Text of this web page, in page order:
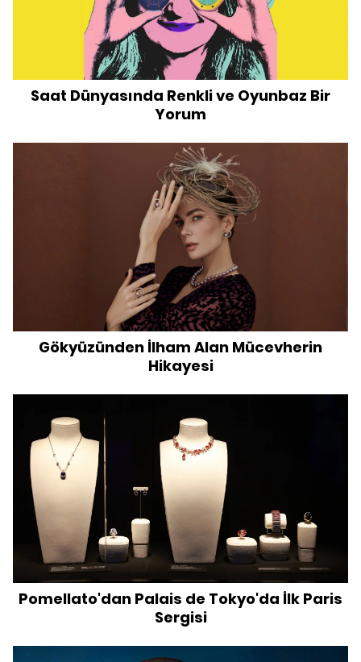
Saat Dünyasında Renkli ve Oyunbaz Bir
Yorum
Gökyüzünden İlham Alan Mücevherin
Hikayesi
Pomellato'dan Palais de Tokyo'da İlk Paris
Sergisi